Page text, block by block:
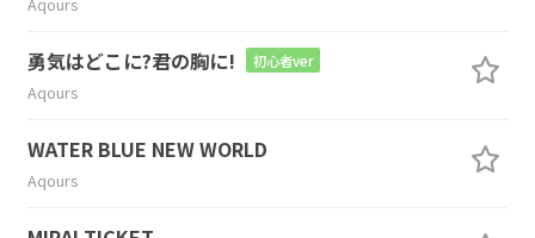
勇気はどこに?君の胸に! 初心者ver
Aqours
WATER BLUE NEW WORLD
Aqours